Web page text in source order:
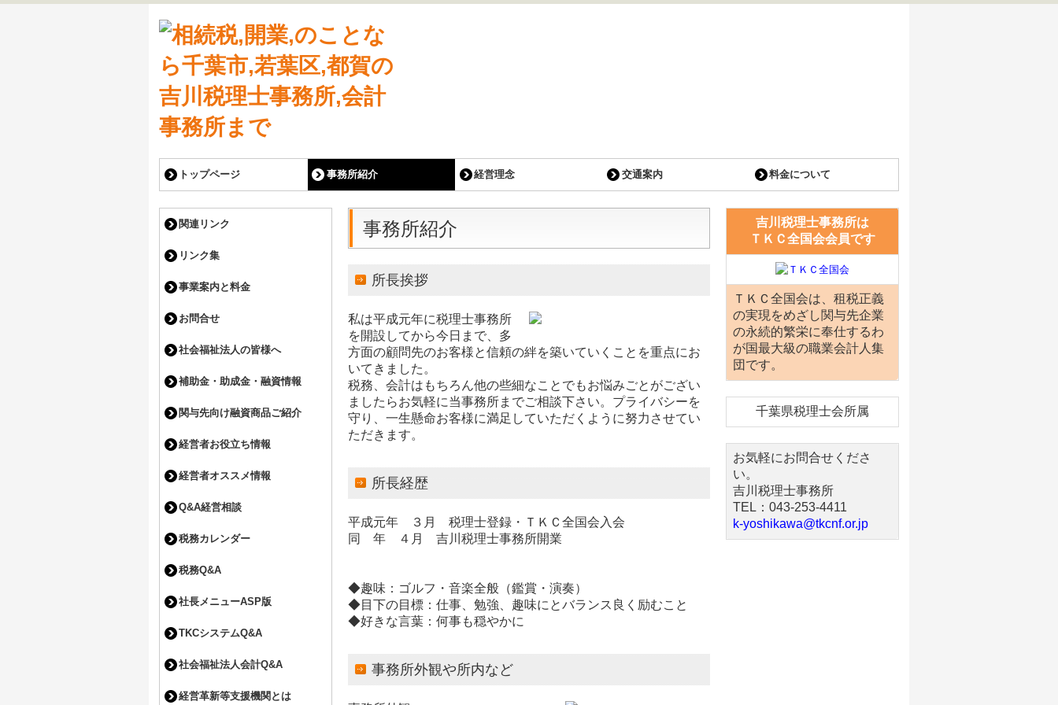
トップページ 事務所紹介 経営理念 交通案内 料金について
関連リンク
リンク集
事業案内と料金
お問合せ
社会福祉法人の皆様へ
補助金・助成金・融資情報
関与先向け融資商品ご紹介
経営者お役立ち情報
経営者オススメ情報
Q&A経営相談
税務カレンダー
税務Q&A
社長メニューASP版
TKCシステムQ&A
社会福祉法人会計Q&A
経営革新等支援機関とは
事務所紹介
所長挨拶
私は平成元年に税理士事務所
を開設してから今日まで、多
方面の顧問先のお客様と信頼の絆を築いていくことを重点にお
いてきました。
税務、会計はもちろん他の些細なことでもお悩みごとがござい
ましたらお気軽に当事務所までご相談下さい。プライバシーを
守り、一生懸命お客様に満足していただくように努力させてい
ただきます。
所長経歴
平成元年 ３月 税理士登録・ＴＫＣ全国会入会
同 年 ４月 吉川税理士事務所開業
◆趣味：ゴルフ・音楽全般（鑑賞・演奏）
◆目下の目標：仕事、勉強、趣味にとバランス良く励むこと
◆好きな言葉：何事も穏やかに
事務所外観や所内など
吉川税理士事務所は
ＴＫＣ全国会会員です
ＴＫＣ全国会は、租税正義
の実現をめざし関与先企業
の永続的繁栄に奉仕するわ
が国最大級の職業会計人集
団です。
千葉県税理士会所属
お気軽にお問合せくださ
い。
吉川税理士事務所
TEL：043-253-4411
k-yoshikawa@tkcnf.or.jp